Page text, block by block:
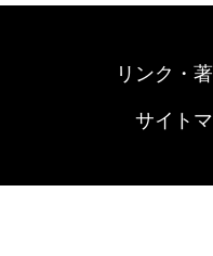
リンク・
サイト